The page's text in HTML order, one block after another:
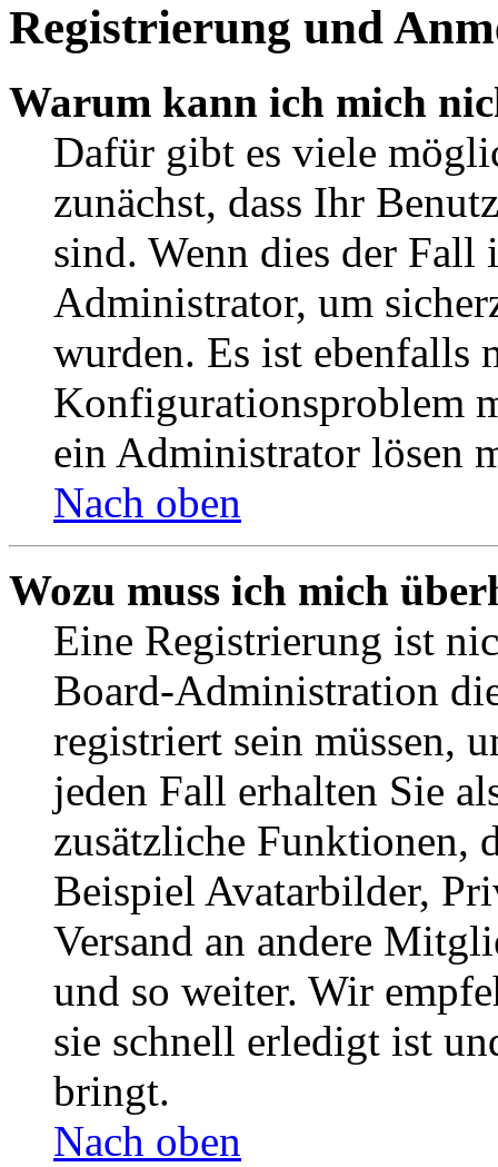
Registrierung und
Warum kann ich mich
Dafür gibt es viele
zunächst, dass Ihr
sind. Wenn dies der Fall
Administrator, um
wurden. Es ist ebenfalls
Konfigurationsproblem
ein Administrator lösen
Nach oben
Wozu muss ich mich
Eine Registrierung ist
Board-Administration
registriert sein müssen,
jeden Fall erhalten Sie
zusätzliche Funktionen,
Beispiel Avatarbilder,
Versand an andere
und so weiter. Wir
sie schnell erledigt ist
bringt.
Nach oben